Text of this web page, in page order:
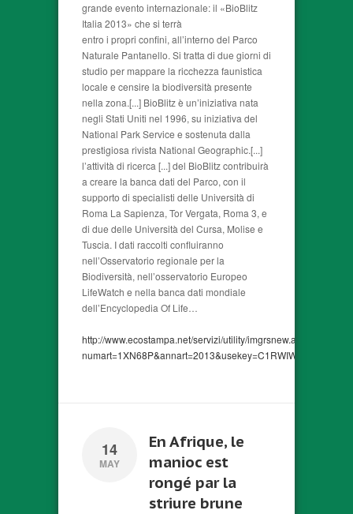
grande evento internazionale: il «BioBlitz
Italia 2013» che si terrà
entro i propri confini, all’interno del Parco
Naturale Pantanello. Si tratta di due giorni di
studio per mappare la ricchezza faunistica
locale e censire la biodiversità presente
nella zona.[...] BioBlitz è un’iniziativa nata
negli Stati Uniti nel 1996, su iniziativa del
National Park Service e sostenuta dalla
prestigiosa rivista National Geographic.[...]
l’attività di ricerca [...] del BioBlitz contribuirà
a creare la banca dati del Parco, con il
supporto di specialisti delle Università di
Roma La Sapienza, Tor Vergata, Roma 3, e
di due delle Università del Cursa, Molise e
Tuscia. I dati raccolti confluiranno
nell’Osservatorio regionale per la
Biodiversità, nell’osservatorio Europeo
LifeWatch e nella banca dati mondiale
dell’Encyclopedia Of Life…
http://www.ecostampa.net/servizi/utility/imgrsnew.asp?
numart=1XN68P&annart=2013&usekey=C1RWIW4FGCSR2X
14
MAY
En Afrique, le
manioc est
rongé par la
striure brune